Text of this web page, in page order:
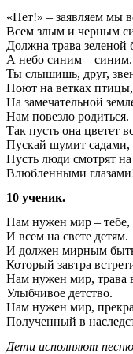
«Нет!» – заявляем мы
Всем злым и черным
Должна трава зеленой
А небо синим – синим.
Ты слышишь, друг,
Поют на ветках птицы,
На замечательной
Нам повезло родиться.
Так пусть она цветет
Пускай шумит садами,
Пусть люди смотрят на
Влюбленными
10 ученик.
Нам нужен мир – тебе,
И всем на свете детям.
И должен мирным быть
Который завтра
Нам нужен мир, трава
Улыбчивое детство.
Нам нужен мир,
Полученный в
Дети исполняют